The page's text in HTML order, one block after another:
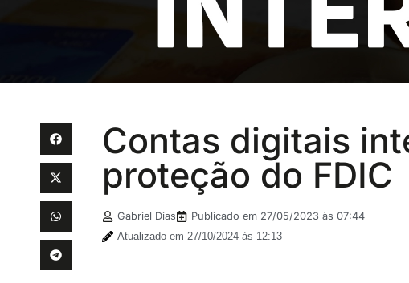
Contas digitais
proteção do FDIC
Gabriel Dias Publicado em 27/05/2023 às 07:44
Atualizado em 27/10/2024 às 12:13